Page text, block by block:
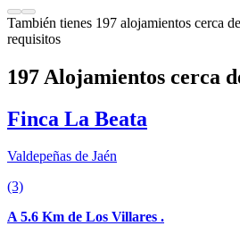
También tienes 197 alojamientos cerca
requisitos
197 Alojamientos cerca
Finca La Beata
Valdepeñas de Jaén
(3)
A 5.6 Km de Los Villares .